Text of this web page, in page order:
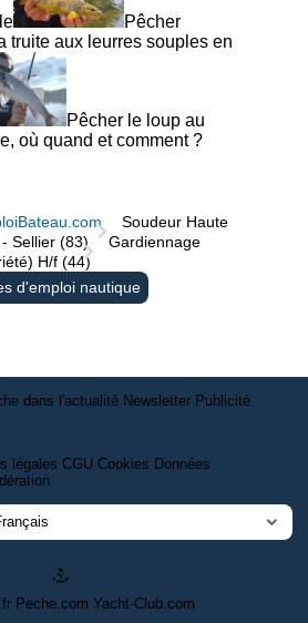
Pêcher
truite aux leurres souples en
Pêcher le loup au
où quand et comment ?
Soudeur Haute
Sellier (83)
Gardiennage
H/f (44)
d'emploi nautique
dans l'actualité Newsletter Publicité
légales CGU Cookies Données
Peche.com Yacht-Club.com